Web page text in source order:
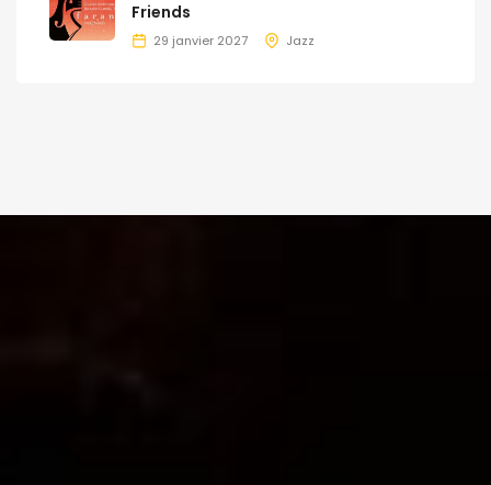
Friends
29 janvier 2027 Jazz